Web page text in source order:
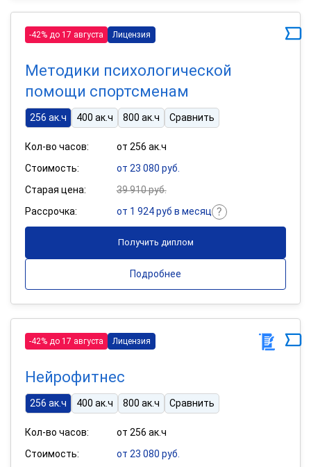
-42% до 17 августа Лицензия
Методики психологической
помощи спортсменам
256 ак.ч 400 ак.ч 800 ак.ч Сравнить
Кол-во часов:
от 256 ак.ч
Стоимость:
от 23 080 руб.
Старая цена:
39 910 руб.
Рассрочка:
от 1 924 руб в месяц
Получить диплом
Подробнее
-42% до 17 августа Лицензия
Нейрофитнес
256 ак.ч 400 ак.ч 800 ак.ч Сравнить
Кол-во часов:
от 256 ак.ч
Стоимость:
от 23 080 руб.